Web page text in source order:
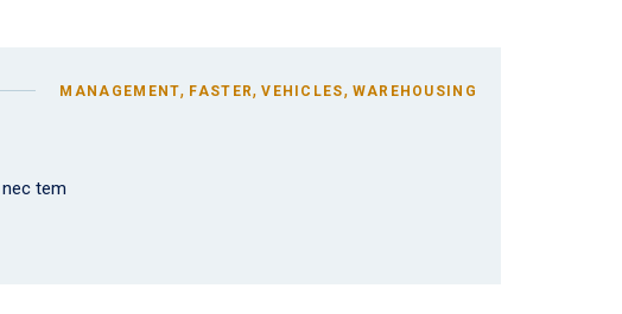
MANAGEMENT, FASTER,VEHICLES, WAREHOUSING
tem